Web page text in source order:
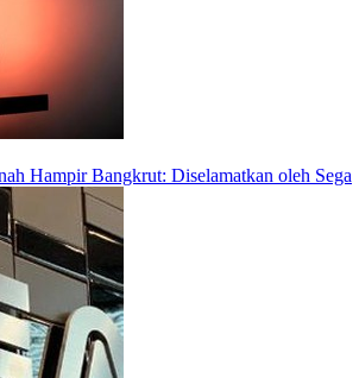
Hampir Bangkrut: Diselamatkan oleh Sega